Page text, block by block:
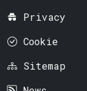
Privacy
Cookie
Sitemap